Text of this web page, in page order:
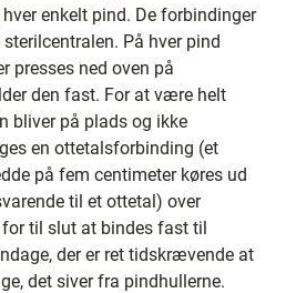
enkelt pind. De forbindinger
På hver pind
presses ned oven på
den fast. For at være helt
bliver på plads og ikke
en ottetalsforbinding (et
på fem centimeter køres ud
til et ottetal) over
til slut at bindes fast til
der er ret tidskrævende at
det siver fra pindhullerne.